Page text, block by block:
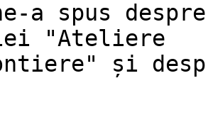
a spus
"Ateliere
și